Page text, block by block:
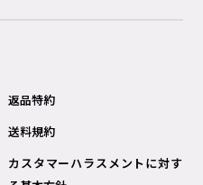
返品特約
送料規約
カスタマーハラスメントに対す